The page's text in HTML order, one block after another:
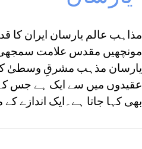
مذاہب عالم يارسان ايران
مونچھیں مقدس علامت
یارسان مذہب مشرقِ وسطیٰ
عقیدوں میں سے ایک ہے جس کے
بھی کہا جاتا ہے۔ایک اندازے